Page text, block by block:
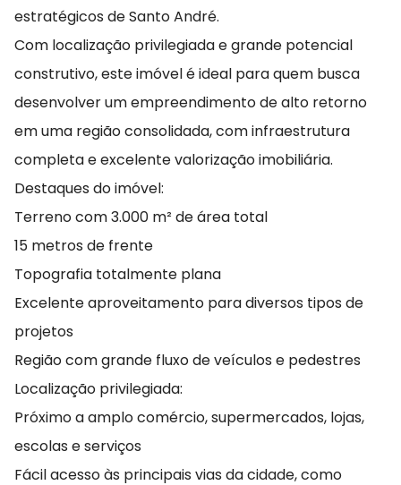
estratégicos de Santo André.
Com localização privilegiada e grande potencial
construtivo, este imóvel é ideal para quem busca
desenvolver um empreendimento de alto retorno
em uma região consolidada, com infraestrutura
completa e excelente valorização imobiliária.
Destaques do imóvel:
Terreno com 3.000 m² de área total
15 metros de frente
Topografia totalmente plana
Excelente aproveitamento para diversos tipos de
projetos
Região com grande fluxo de veículos e pedestres
Localização privilegiada:
Próximo a amplo comércio, supermercados, lojas,
escolas e serviços
Fácil acesso às principais vias da cidade, como